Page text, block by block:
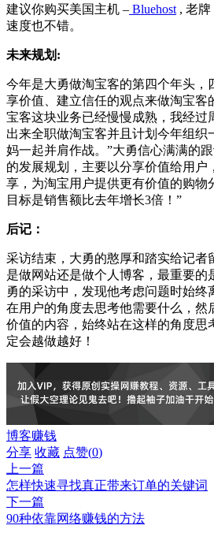
建议你购买美国主机 – Bluehost , 老
速度也不错。
未来规划:
今年是大勇做淘宝客的第四个年头，
享价值、建立信任的观点来做淘宝客
宝客这块业务已经慢慢成熟，我经过
出来全职做淘宝客并且计划今年组织
妈一起并肩作战。”大勇信心满满的
的发展规划，主要以分享价值给用户
享，为淘宝用户提供更有价值的购物
目标是销售额比去年增长3倍！”
后记：
采访结束，大勇的憨厚和踏实给记者
是做网站还是做个人博客，最重要的
勇的采访中，发现他考虑问题时始终
在用户的角度去思考他需要什么，然
价值的内容，始终站在这样的角度思
定会越做越好！
博客赚钱
分享 收藏 点赞(0)
上一篇
怎样快速寻找真正带来订单的关键词
下一篇
90种依靠网络赚钱的方法